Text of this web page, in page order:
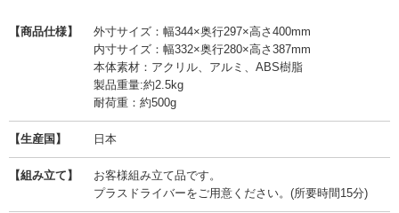
【商品仕様】
外寸サイズ：幅344×奥行297×高さ400mm
内寸サイズ：幅332×奥行280×高さ387mm
本体素材：アクリル、アルミ、ABS樹脂
製品重量:約2.5kg
耐荷重：約500g
【生産国】 日本
【組み立て】
お客様組み立て品です。
プラスドライバーをご用意ください。(所要時間15分)